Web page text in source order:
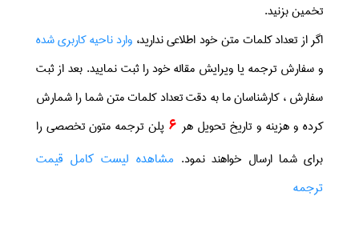
تخمین بزنید.
اگر از تعداد کلمات متن خود اطلاعی ندارید، وارد ناحیه کاربری شده
و سفارش ترجمه یا ویرایش مقاله خود را ثبت نمایید. بعد از ثبت
سفارش ، کارشناسان ما به دقت تعداد کلمات متن شما را شمارش
کرده و هزینه و تاریخ تحویل هر 6 پلن ترجمه متون تخصصی را
برای شما ارسال خواهند نمود. مشاهده لیست کامل قیمت
ترجمه